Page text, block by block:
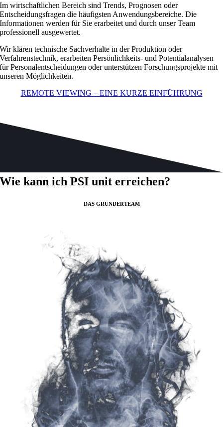
Im wirtschaftlichen Bereich sind Trends, Prognosen oder
Entscheidungsfragen die häufigsten Anwendungsbereiche. Die
Informationen werden für Sie erarbeitet und durch unser Team
professionell ausgewertet.
Wir klären technische Sachverhalte in der Produktion oder
Verfahrenstechnik, erarbeiten Persönlichkeits- und Potentialanalysen
für Personalentscheidungen oder unterstützen Forschungsprojekte mit
unseren Möglichkeiten.
REMOTE VIEWING – EINE KURZE EINFÜHRUNG
Wie kann ich PSI unit erreichen?
DAS GRÜNDERTEAM